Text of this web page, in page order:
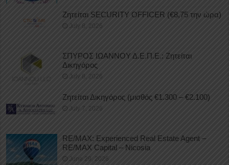
Ζητείται SECURITY OFFICER (€8,75 την ώρα)
July 8, 2026
ΣΠΥΡΟΣ ΙΩΑΝΝΟΥ Δ.Ε.Π.Ε.: Ζητείται
Δικηγόρος
July 8, 2026
Ζητείται Δικηγόρος (μισθός €1.300 – €2.100)
July 7, 2026
RE/MAX: Experienced Real Estate Agent –
RE/MAX Capital – Nicosia
June 29, 2026